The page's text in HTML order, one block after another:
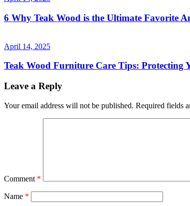
6 Why Teak Wood is the Ultimate Favorite
April 14, 2025
Teak Wood Furniture Care Tips: Protecting
Leave a Reply
Your email address will not be published. Required fields
Comment *
Name *